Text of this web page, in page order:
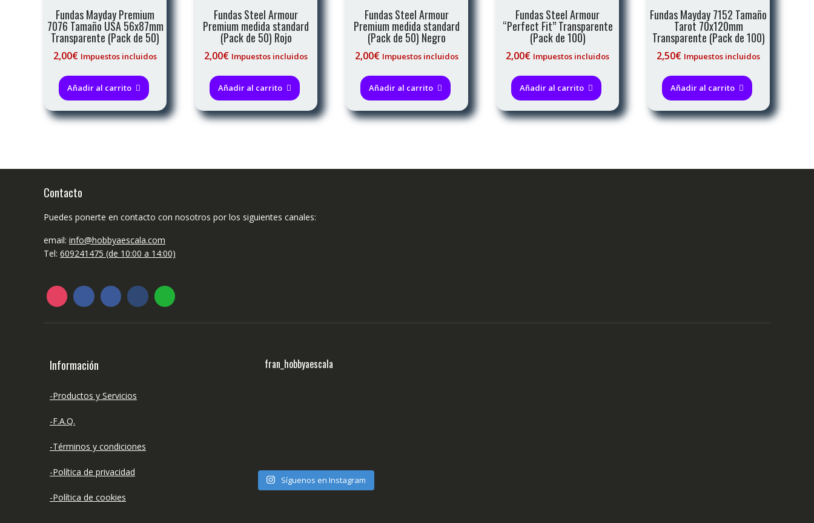
Fundas Mayday Premium
7076 Tamaño USA 56x87mm
Transparente (Pack de 50)
2,00€ Impuestos incluidos
Añadir al carrito
Fundas Steel Armour
Premium medida standard
(Pack de 50) Rojo
2,00€ Impuestos incluidos
Añadir al carrito
Fundas Steel Armour
Premium medida standard
(Pack de 50) Negro
2,00€ Impuestos incluidos
Añadir al carrito
Fundas Steel Armour
“Perfect Fit” Transparente
(Pack de 100)
2,00€ Impuestos incluidos
Añadir al carrito
Fundas Mayday 7152 Tamaño
Tarot 70x120mm
Transparente (Pack de 100)
2,50€ Impuestos incluidos
Añadir al carrito
Contacto
Puedes ponerte en contacto con nosotros por los siguientes canales:
email: info@hobbyaescala.com
Tel: 609241475 (de 10:00 a 14:00)
Información
-Productos y Servicios
-F.A.Q.
-Términos y condiciones
-Política de privacidad
-Política de cookies
fran_hobbyaescala
Síguenos en Instagram